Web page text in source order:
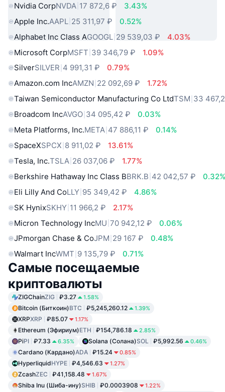
Nvidia CorpNVDA 17 872,6 ₽
3.43%
Apple Inc.AAPL 25 311,97 ₽
0.52%
Alphabet Inc Class AGOOGL 29 539,03 ₽
4.03%
Microsoft CorpMSFT 39 346,79 ₽
1.09%
SilverSILVER 4 991,31 ₽
0.79%
Amazon.com IncAMZN 22 092,69 ₽
1.72%
Taiwan Semiconductor Manufacturing Co LtdTSM 33
Broadcom IncAVGO 34 095,42 ₽
0.03%
Meta Platforms, Inc.META 47 886,11 ₽
0.14%
SpaceXSPCX 8 911,02 ₽
13.61%
Tesla, Inc.TSLA 26 037,06 ₽
1.77%
Berkshire Hathaway Inc Class BBRK.B 42 042,57 ₽
Eli Lilly And CoLLY 95 349,42 ₽
4.86%
SK HynixSKHY 11 966,2 ₽
2.17%
Micron Technology IncMU 70 942,12 ₽
0.06%
JPmorgan Chase & CoJPM 29 167 ₽
0.48%
Walmart IncWMT 9 135,79 ₽ 0.71%
Самые посещаемые
криптовалюты
ZIGChainZIG ₽3.27 1.58%
Bitcoin (Биткоин)BTC ₽5,245,260.12 1.39%
XRPXRP ₽85.07 1.17%
Ethereum (Эфириум)ETH ₽154,786.18 2.85%
PiPI ₽7.33 6.35% Solana (Солана)SOL ₽5,992.56 0.46%
Cardano (Кардано)ADA ₽15.24 0.85%
HyperliquidHYPE ₽4,546.63 1.27%
ZcashZEC ₽41,158.48 1.67%
Shiba Inu (Шиба-ину)SHIB ₽0.0003908 1.22%